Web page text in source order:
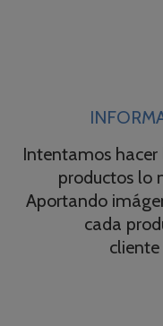
Intentamos hacer
productos lo
Aportando
cada